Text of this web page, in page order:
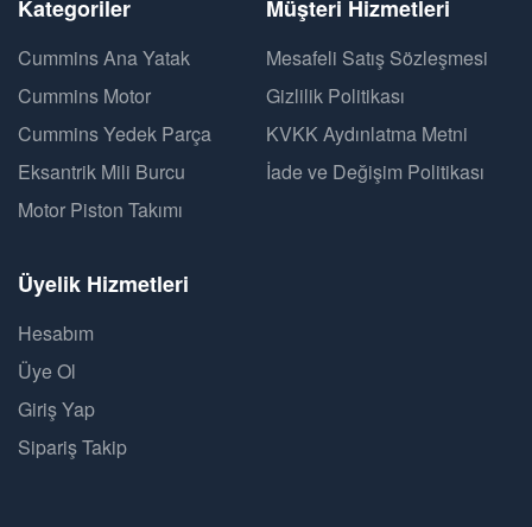
Kategoriler
Cummins Ana Yatak
Cummins Motor
Cummins Yedek Parça
Eksantrik Mili Burcu
Motor Piston Takımı
Müşteri Hizmetleri
Mesafeli Satış Sözleşmesi
Gizlilik Politikası
KVKK Aydınlatma Metni
İade ve Değişim Politikası
Üyelik Hizmetleri
Hesabım
Üye Ol
Giriş Yap
Sipariş Takip